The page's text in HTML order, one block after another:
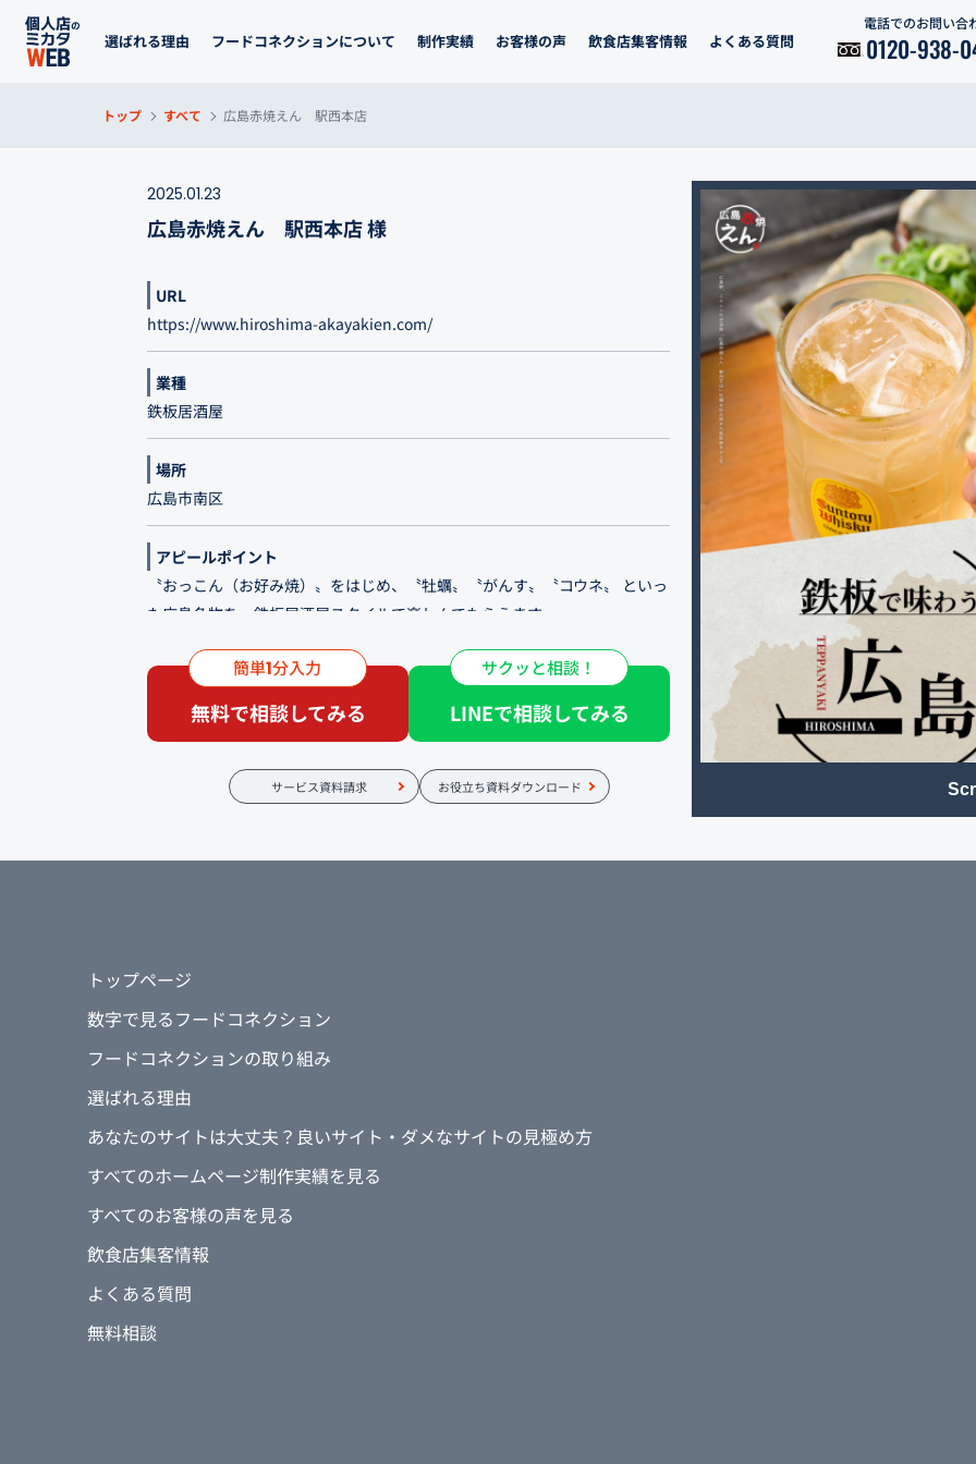
選ばれる理由 フードコネクションについて 制作実績 お客様の声 飲食店集客情報 よくある質問
電話でのお問い合
0120-938-
トップ すべて 広島赤焼えん 駅西本店
2025.01.23
広島赤焼えん 駅西本店 様
URL
https://www.hiroshima-akayakien.com/
業種
鉄板居酒屋
場所
広島市南区
アピールポイント
〝おっこん（お好み焼）〟をはじめ、〝牡蠣〟〝がんす〟〝コウネ〟 といっ
た広島名物を、鉄板居酒屋スタイルで楽しんでもらえます。
お仕事帰りの一杯はもちろん、飲み会・宴会・観光の際のお食事など、使い
方はお客様次第です。 どうぞ幅広いシーンでえんをご利用ください。
簡単1分入力
無料で相談してみる
サクッと相談！
LINEで相談してみる
サービス資料請求 お役立ち資料ダウンロード
トップページ
数字で見るフードコネクション
フードコネクションの取り組み
選ばれる理由
あなたのサイトは大丈夫？良いサイト・ダメなサイトの見極め方
すべてのホームページ制作実績を見る
すべてのお客様の声を見る
飲食店集客情報
よくある質問
無料相談